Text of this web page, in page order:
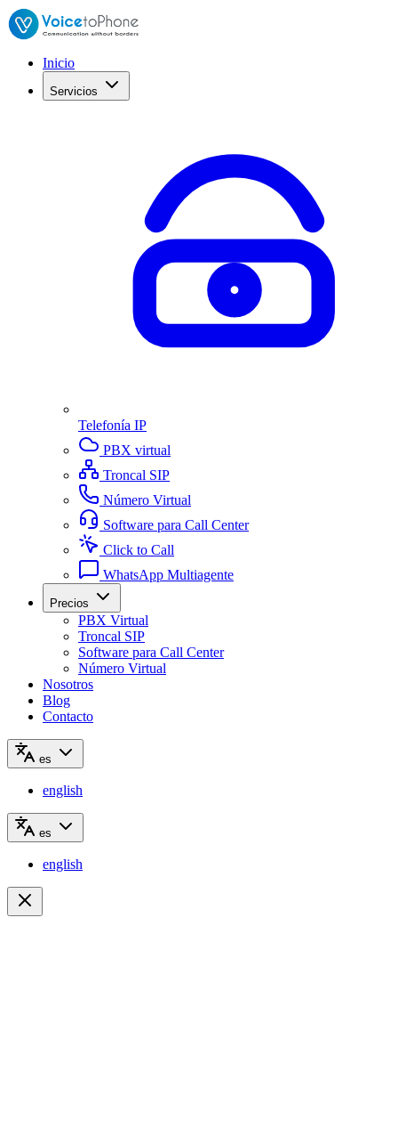
Inicio
Servicios
Telefonía IP
PBX virtual
Troncal SIP
Número Virtual
Software para Call Center
Click to Call
WhatsApp Multiagente
Precios
PBX Virtual
Troncal SIP
Software para Call Center
Número Virtual
Nosotros
Blog
Contacto
es
english
es
english